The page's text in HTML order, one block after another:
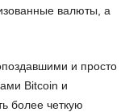
валюты, а
и просто
Bitcoin и
более четкую